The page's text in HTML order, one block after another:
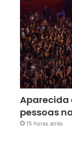
Aparecida
pessoas
15 horas atrás